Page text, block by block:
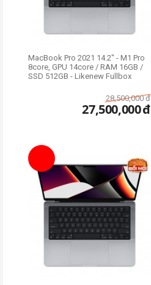
MacBook Pro 2021 14.2" - M1 Pro
8core, GPU 14core / RAM 16GB /
SSD 512GB - Likenew Fullbox
28,500,000 đ
27,500,000đ